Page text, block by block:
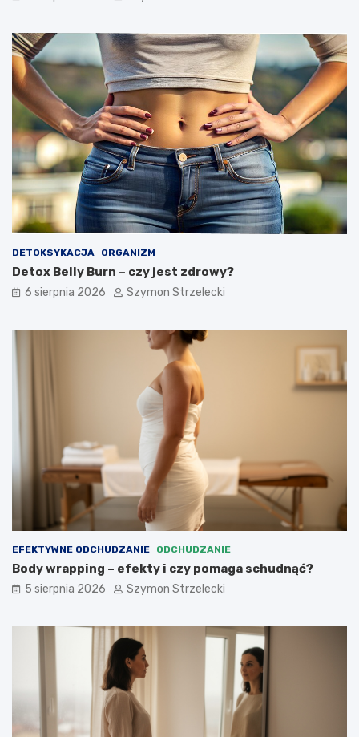
j
c
z
ę
s
z
e
p
r
z
y
c
y
n
y
g
a
s
c
h
u
n
ą
ć
?
DETOKSYKACJA ORGANIZM
Detox Belly Burn – czy jest zdrowy?
6 sierpnia 2026 Szymon Strzelecki
EFEKTYWNE ODCHUDZANIE ODCHUDZANIE
Body wrapping – efekty i czy pomaga schudnąć?
5 sierpnia 2026 Szymon Strzelecki